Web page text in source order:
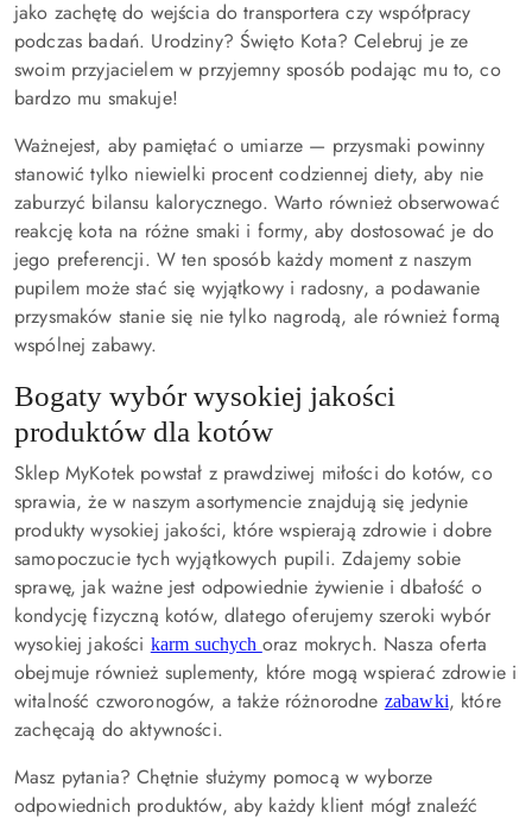
jako zachętę do wejścia do transportera czy współpracy
podczas badań. Urodziny? Święto Kota? Celebruj je ze
swoim przyjacielem w przyjemny sposób podając mu to, co
bardzo mu smakuje!
Ważnejest, aby pamiętać o umiarze — przysmaki powinny
stanowić tylko niewielki procent codziennej diety, aby nie
zaburzyć bilansu kalorycznego. Warto również obserwować
reakcję kota na różne smaki i formy, aby dostosować je do
jego preferencji. W ten sposób każdy moment z naszym
pupilem może stać się wyjątkowy i radosny, a podawanie
przysmaków stanie się nie tylko nagrodą, ale również formą
wspólnej zabawy.
Bogaty wybór wysokiej jakości
produktów dla kotów
Sklep MyKotek powstał z prawdziwej miłości do kotów, co
sprawia, że w naszym asortymencie znajdują się jedynie
produkty wysokiej jakości, które wspierają zdrowie i dobre
samopoczucie tych wyjątkowych pupili. Zdajemy sobie
sprawę, jak ważne jest odpowiednie żywienie i dbałość o
kondycję fizyczną kotów, dlatego oferujemy szeroki wybór
wysokiej jakości karm suchych oraz mokrych. Nasza oferta
obejmuje również suplementy, które mogą wspierać zdrowie i
witalność czworonogów, a także różnorodne zabawki, które
zachęcają do aktywności.
Masz pytania? Chętnie służymy pomocą w wyborze
odpowiednich produktów, aby każdy klient mógł znaleźć